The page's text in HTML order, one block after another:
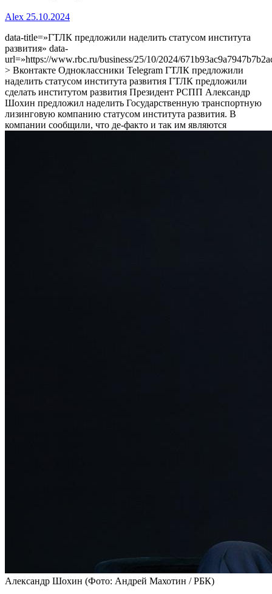
Alex 25.10.2024
data-title=»ГТЛК предложили наделить статусом института
развития» data-
url=»https://www.rbc.ru/business/25/10/2024/
> Вконтакте Одноклассники Telegram ГТЛК предложили
наделить статусом института развития ГТЛК предложили
сделать институтом развития Президент РСПП Александр
Шохин предложил наделить Государственную транспортную
лизинговую компанию статусом института развития. В
компании сообщили, что де-факто и так им являются
Александр Шохин (Фото: Андрей Махотин / РБК)